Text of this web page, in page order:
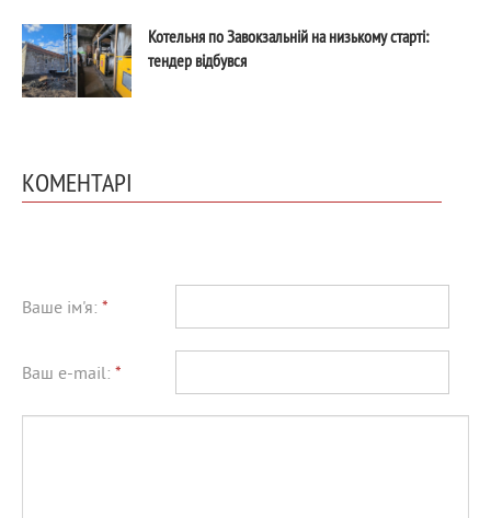
Котельня по Завокзальній на низькому старті:
тендер відбувся
КОМЕНТАРІ
Ваше ім'я: *
Ваш e-mail: *